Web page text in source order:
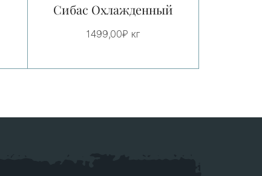
Сибас Охлажденный
1499,00₽ кг